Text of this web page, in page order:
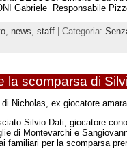
Gabriele Responsabile
, news, staff | Categoria:
la scomparsa di
Nicholas, ex giocatore
Silvio Dati, giocatore
di Montevarchi e
familiari per la scomparsa